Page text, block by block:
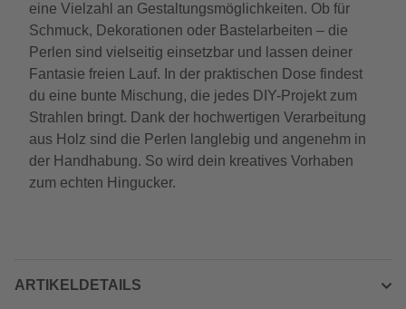
eine Vielzahl an Gestaltungsmöglichkeiten. Ob für
Schmuck, Dekorationen oder Bastelarbeiten – die
Perlen sind vielseitig einsetzbar und lassen deiner
Fantasie freien Lauf. In der praktischen Dose findest
du eine bunte Mischung, die jedes DIY-Projekt zum
Strahlen bringt. Dank der hochwertigen Verarbeitung
aus Holz sind die Perlen langlebig und angenehm in
der Handhabung. So wird dein kreatives Vorhaben
zum echten Hingucker.
ARTIKELDETAILS